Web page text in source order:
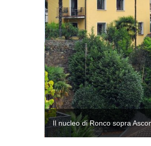
Il nucleo di Ronco sopra